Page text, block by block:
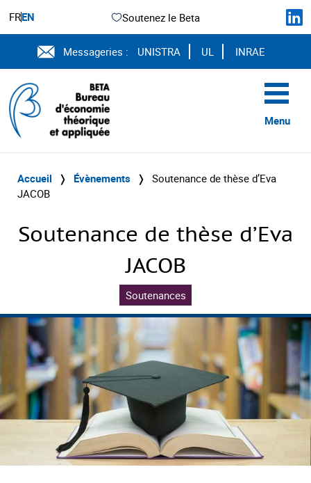
FREN Soutenez le Beta
Messageries : UNISTRA UL INRAE
Menu
Accueil ❭ Évènements ❭ Soutenance de thèse d’Eva
JACOB
Soutenance de thèse d’Eva
JACOB
Soutenances